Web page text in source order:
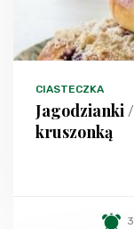
CIASTECZKA
Jagodzianki
kruszonką